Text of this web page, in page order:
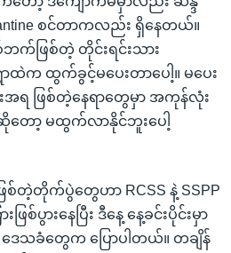
စင်တာကလည်း ရှိနေတယ်။
က်ဖြစ်တဲ့ တိုင်းရင်းသား
ထွက်ခွင့်မပေးတာပေါ့။ မပေး
ရ ဖြစ်တဲ့နေရာတွေမှာ အကုန်လုံး
တော့ မထွက်လာနိုင်ဘူးပေါ့
တဲ့တိုက်ပွဲတွေဟာ RCSS နဲ့ SSPP
ဖြစ်ပွားနေပြီး ဒီနေ့ နေ့ခင်းပိုင်းမှာ
ဒေသခံတွေက ပြောပါတယ်။ တချိန်